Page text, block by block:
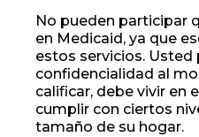
No pueden participar
en Medicaid, ya que
estos servicios. Usted
confidencialidad al
calificar, debe vivir en
cumplir con ciertos
tamaño de su hogar.